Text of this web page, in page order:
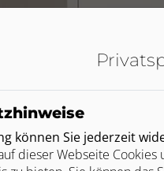
FÜR SIE.
gefiltertes Wasser direkt
können Sie jederzeit
dieser Webseite